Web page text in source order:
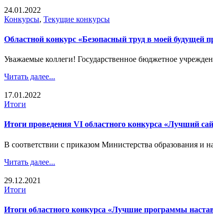
24.01.2022
Конкурсы, Текущие конкурсы
Областной конкурс «Безопасный труд в моей будущей
Уважаемые коллеги! Государственное бюджетное
Читать далее...
17.01.2022
Итоги
Итоги проведения VI областного конкурса «Лучший
В соответствии с приказом Министерства образования и
Читать далее...
29.12.2021
Итоги
Итоги областного конкурса «Лучшие программы